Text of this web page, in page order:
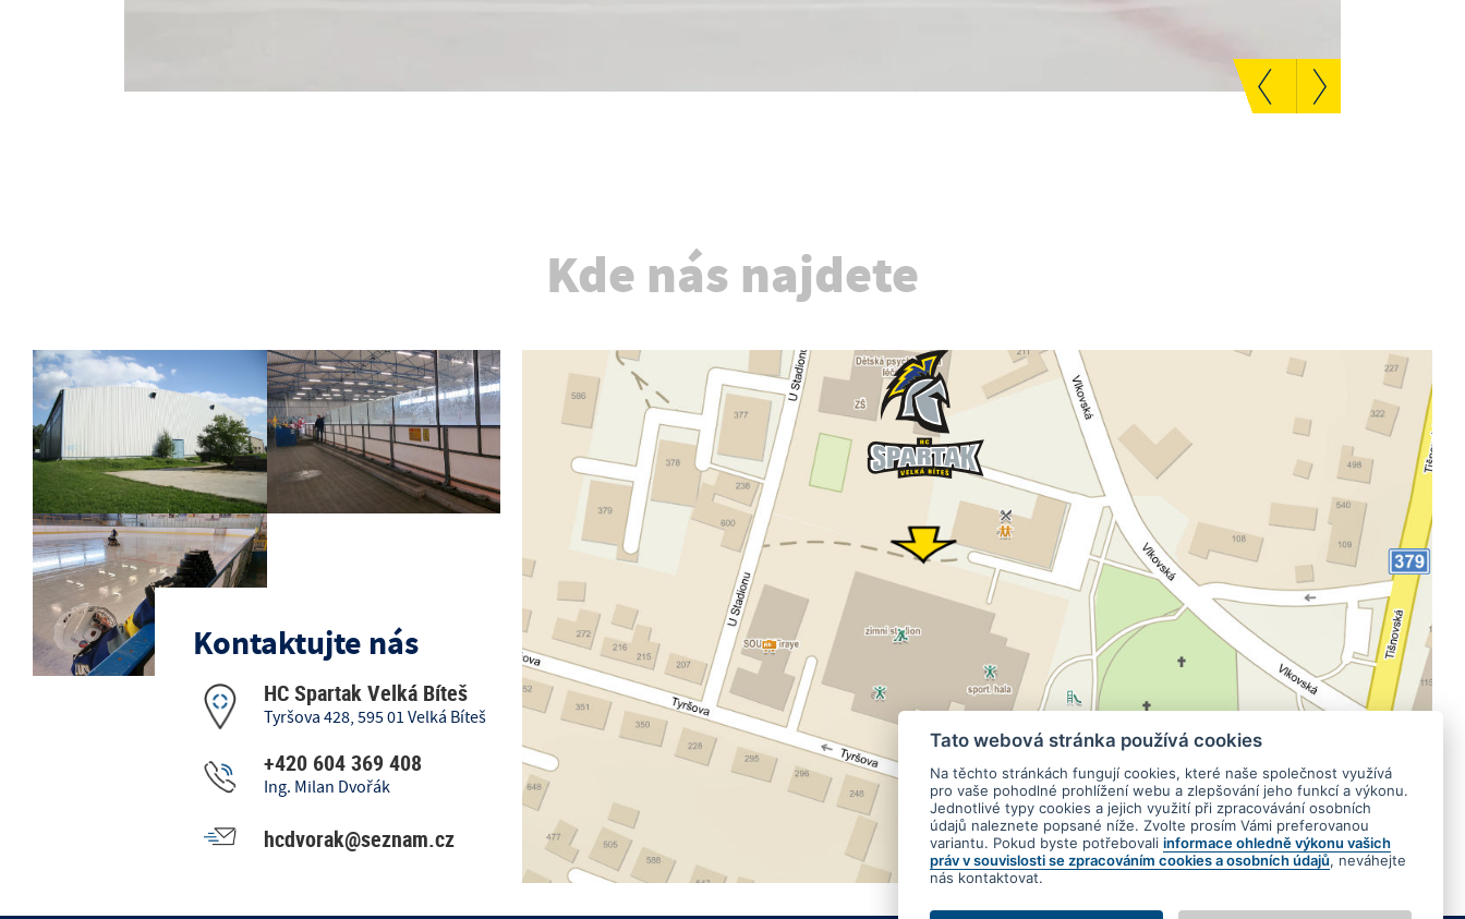
Kde nás najdete
Kontaktujte nás
HC Spartak Velká Bíteš
Tyršova 428, 595 01 Velká Bíteš
+420 604 369 408
Ing. Milan Dvořák
hcdvorak@seznam.cz
Tato webová stránka používá cookies
Na těchto stránkách fungují cookies, které naše společnost využívá
pro vaše pohodlné prohlížení webu a zlepšování jeho funkcí a výkonu.
Jednotlivé typy cookies a jejich využití při zpracovávání osobních
údajů naleznete popsané níže. Zvolte prosím Vámi preferovanou
variantu. Pokud byste potřebovali informace ohledně výkonu vašich
práv v souvislosti se zpracováním cookies a osobních údajů, neváhejte
nás kontaktovat.